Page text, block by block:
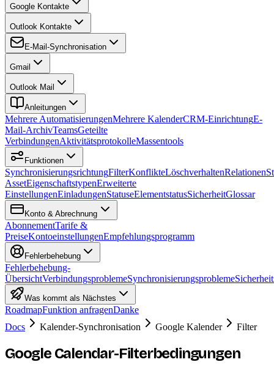
Google Kontakte
Outlook Kontakte
E-Mail-Synchronisation
Gmail
Outlook Mail
Anleitungen
Mehrere AutomatisierungenMehrere KalenderCRM-EinrichtungE-
Mail-ArchivTeamsGeteilte
VerbindungenAktivitätsprotokolleMassentools
Funktionen
SynchronisierungsrichtungFilterKonflikteLöschverhaltenRelationen
AssetEigenschaftstypenErweiterte
EinstellungenEinladungenStatuseElementstatusSicherheitGlossar
Konto & Abrechnung
AbonnementTarife &
PreiseKontoeinstellungenEmpfehlungsprogramm
Fehlerbehebung
Fehlerbehebung-
ÜbersichtVerbindungsproblemeSynchronisierungsprobleme
Was kommt als Nächstes
RoadmapFunktion anfragenDanke
Docs
Kalender-Synchronisation Google Kalender Filter
Google Calendar-Filterbedingungen